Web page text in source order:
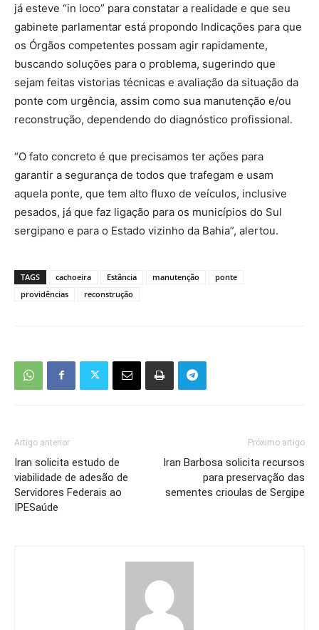
já esteve “in loco” para constatar a realidade e que seu
gabinete parlamentar está propondo Indicações para que
os Órgãos competentes possam agir rapidamente,
buscando soluções para o problema, sugerindo que
sejam feitas vistorias técnicas e avaliação da situação da
ponte com urgência, assim como sua manutenção e/ou
reconstrução, dependendo do diagnóstico profissional.
“O fato concreto é que precisamos ter ações para
garantir a segurança de todos que trafegam e usam
aquela ponte, que tem alto fluxo de veículos, inclusive
pesados, já que faz ligação para os municípios do Sul
sergipano e para o Estado vizinho da Bahia”, alertou.
TAGS cachoeira Estância manutenção
ponte
providências
reconstrução
Artigo anterior
Iran solicita estudo de
viabilidade de adesão de
Servidores Federais ao
IPESaúde
Próximo artigo
Iran Barbosa solicita recursos
para preservação das
sementes crioulas de Sergipe